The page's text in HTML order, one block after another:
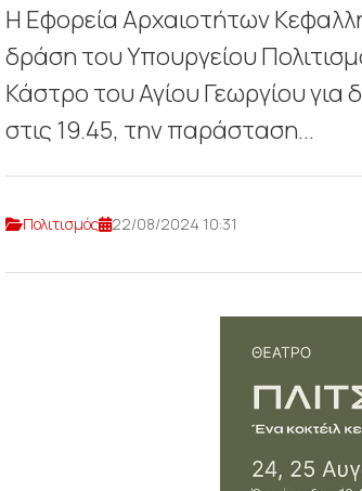
Η Εφορεία Αρχαιοτήτων
δράση του Υπουργείου
Κάστρο του Αγίου Γεωργίου
στις 19.45, την παράσταση...
Πολιτισμός 22/08/2024 10:31